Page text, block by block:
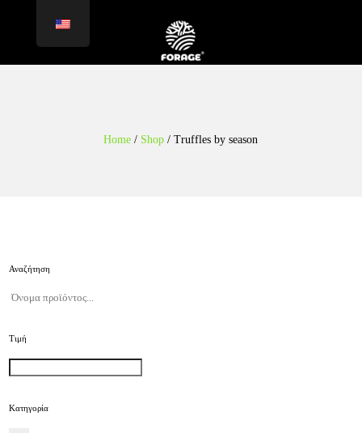
Home / Shop /Truffles by season
Αναζήτηση
Τιμή
Κατηγορία